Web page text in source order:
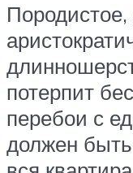
потерпит
перебои с
должен быть